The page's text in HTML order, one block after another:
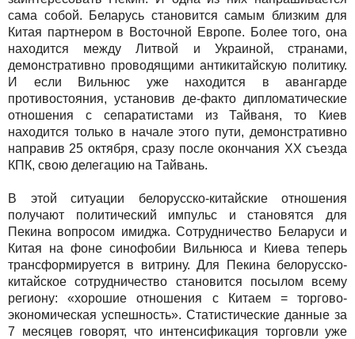
сама собой. Беларусь становится самым близким для
Китая партнером в Восточной Европе. Более того, она
находится между Литвой и Украиной, странами,
демонстративно проводящими антикитайскую политику.
И если Вильнюс уже находится в авангарде
противостояния, установив де-факто дипломатические
отношения с сепаратистами из Тайваня, то Киев
находится только в начале этого пути, демонстративно
направив 25 октября, сразу после окончания ХХ съезда
КПК, свою делегацию на Тайвань.
В этой ситуации белорусско-китайские отношения
получают политический импульс и становятся для
Пекина вопросом имиджа. Сотрудничество Беларуси и
Китая на фоне синофобии Вильнюса и Киева теперь
трансформируется в витрину. Для Пекина белорусско-
китайское сотрудничество становится посылом всему
региону: «хорошие отношения с Китаем = торгово-
экономическая успешность». Статистические данные за
7 месяцев говорят, что интенсификация торговли уже